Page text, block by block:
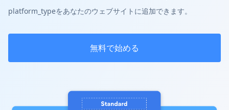
platform_typeをあなたのウェブサイトに追加できます。
無料で始める